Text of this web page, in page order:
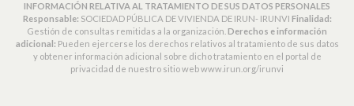
INFORMACIÓN RELATIVA AL TRATAMIENTO DE SUS DATOS PERSONALES
Responsable: SOCIEDAD PÚBLICA DE VIVIENDA DE IRUN- IRUNVI Finalidad:
Gestión de consultas remitidas a la organización. Derechos e información
adicional: Pueden ejercerse los derechos relativos al tratamiento de sus datos
y obtener información adicional sobre dicho tratamiento en el portal de
privacidad de nuestro sitio web www.irun.org/irunvi